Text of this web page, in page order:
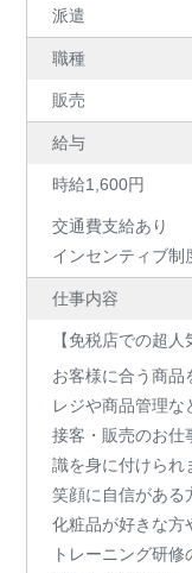
派遣
職種
販売
給与
時給1,600円
交通費支給あり
インセンティブ制
仕事内容
【免税店での超人
お客様に合う商品
レジや商品管理な
接客・販売のお仕
識を身に付けられ
笑顔に自信がある
化粧品が好きな方
トレーニング研